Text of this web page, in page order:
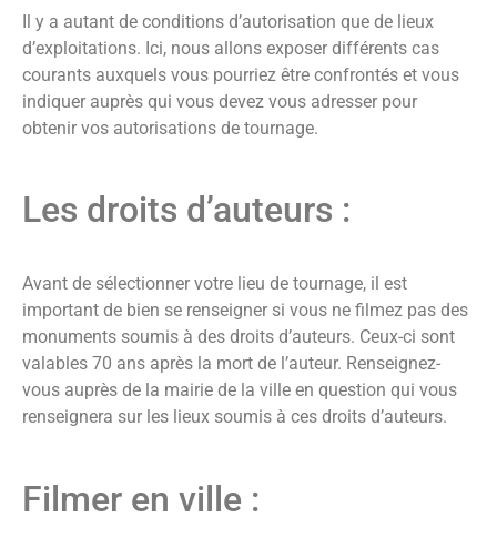
Il y a autant de conditions d’autorisation que de lieux
d’exploitations. Ici, nous allons exposer différents cas
courants auxquels vous pourriez être confrontés et vous
indiquer auprès qui vous devez vous adresser pour
obtenir vos autorisations de tournage.
Les droits d’auteurs :
Avant de sélectionner votre lieu de tournage, il est
important de bien se renseigner si vous ne filmez pas des
monuments soumis à des droits d’auteurs. Ceux-ci sont
valables 70 ans après la mort de l’auteur. Renseignez-
vous auprès de la mairie de la ville en question qui vous
renseignera sur les lieux soumis à ces droits d’auteurs.
Filmer en ville :